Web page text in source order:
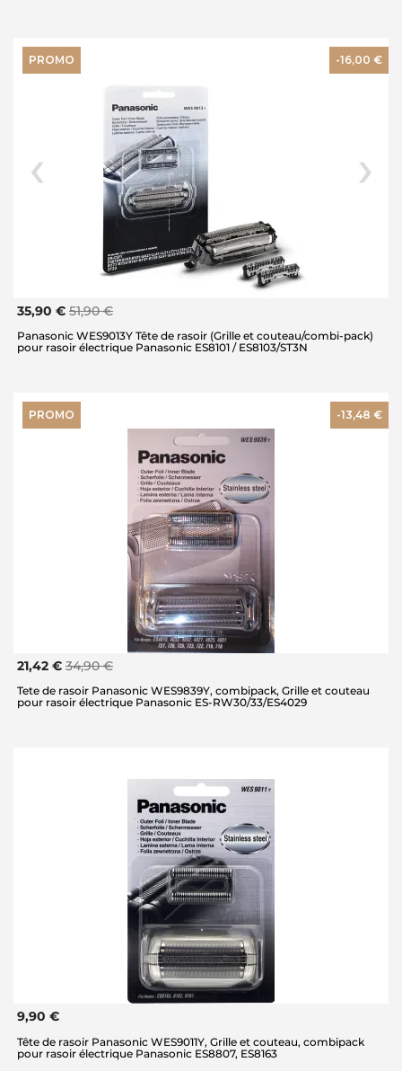
PROMO -16,00 €
35,90 € 51,90 €
Panasonic WES9013Y Tête de rasoir (Grille et couteau/combi-pack)
pour rasoir électrique Panasonic ES8101 / ES8103/ST3N
PROMO -13,48 €
21,42 € 34,90 €
Tete de rasoir Panasonic WES9839Y, combipack, Grille et couteau
pour rasoir électrique Panasonic ES-RW30/33/ES4029
9,90 €
Tête de rasoir Panasonic WES9011Y, Grille et couteau, combipack
pour rasoir électrique Panasonic ES8807, ES8163